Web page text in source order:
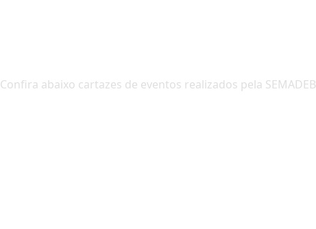
Confira abaixo cartazes de eventos realizados pela SEMADEB